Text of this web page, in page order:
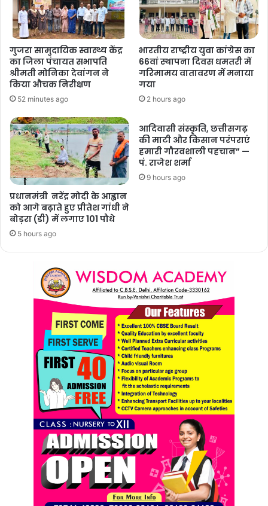
गुजरा सामुदायिक स्वास्थ्य केंद्र
का जिला पंचायत सभापति
श्रीमती मोनिका देवांगन ने
किया औचक निरीक्षण
52 minutes ago
भारतीय राष्ट्रीय युवा कांग्रेस का
66वां स्थापना दिवस धमतरी में
गरिमामय वातावरण में मनाया
गया
2 hours ago
प्रधानमंत्री नरेंद्र मोदी के आह्वान
को आगे बढ़ाते हुए प्रीतेश गांधी ने
बोड़रा (डी) में लगाए 101 पौधे
5 hours ago
आदिवासी संस्कृति, छत्तीसगढ़
की माटी और किसान परंपराएं
हमारी गौरवशाली पहचान” —
पं. राजेश शर्मा
9 hours ago